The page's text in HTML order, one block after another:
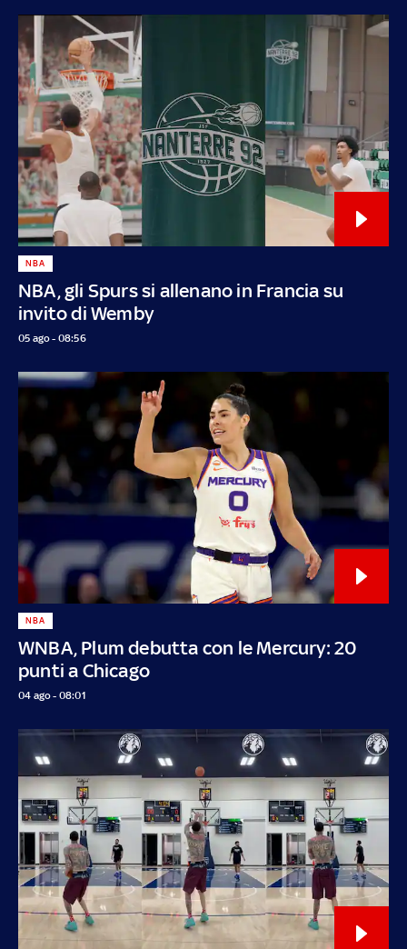
NBA, gli Spurs si allenano in Francia su
invito di Wemby
NBA
05 ago - 08:56
WNBA, Plum debutta con le Mercury: 20
punti a Chicago
NBA
04 ago - 08:01